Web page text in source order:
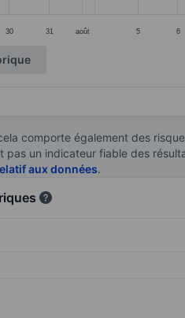
30 31 août 5 6
comporte également des
un indicateur fiable des
aux données.